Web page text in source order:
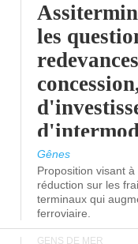
les
l'attention
politiciens.
Gênes
Proposition visant
réduction sur les
terminaux qui
ferroviaire.
GENS DE MER